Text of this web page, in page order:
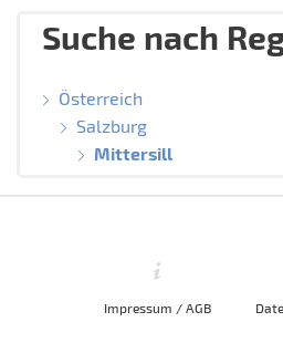
Suche nach
Österreich
Salzburg
Mittersill
Impressum / AGB